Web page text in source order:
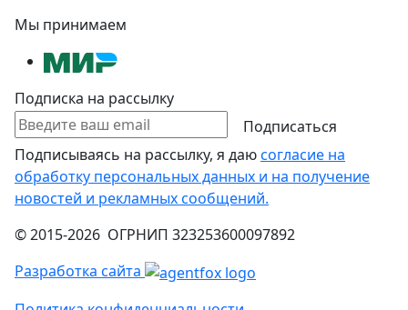
Мы принимаем
Подписка на рассылку
Подписаться
Подписываясь на рассылку, я даюсогласие на
обработку персональных данных и на получение
новостей и рекламных сообщений.
© 2015-2026 ОГРНИП 323253600097892
Разработка сайта